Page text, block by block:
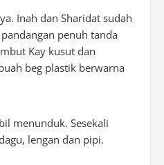
Inah dan Sharidat sudah
penuh tanda
Kay kusut dan
beg plastik berwarna
menunduk. Sesekali
lengan dan pipi.